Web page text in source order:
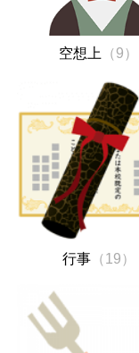
空想上 （9）
行事（19）